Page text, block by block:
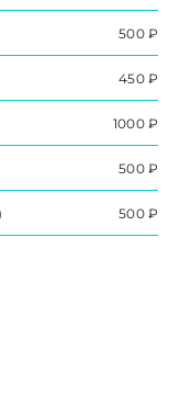
500 ₽
450 ₽
1000 ₽
500 ₽
500 ₽